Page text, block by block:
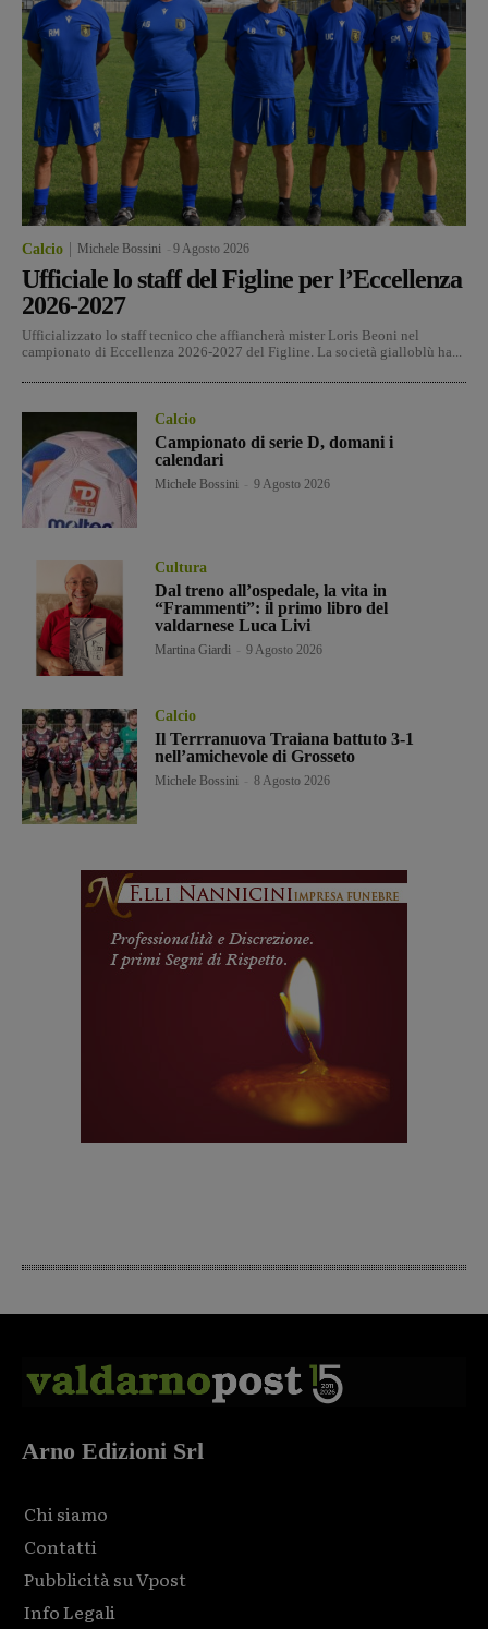
Calcio Michele Bossini 9 Agosto 2026
Ufficiale lo staff del Figline per l’Eccellenza
2026-2027
Ufficializzato lo staff tecnico che affiancherà mister Loris Beoni nel
campionato di Eccellenza 2026-2027 del Figline. La società gialloblù ha...
Calcio
Campionato di serie D, domani i
calendari
Michele Bossini 9 Agosto 2026
Cultura
Dal treno all’ospedale, la vita in
“Frammenti”: il primo libro del
valdarnese Luca Livi
Martina Giardi 9 Agosto 2026
Calcio
Il Terrranuova Traiana battuto 3-1
nell’amichevole di Grosseto
Michele Bossini 8 Agosto 2026
Arno Edizioni Srl
Chi siamo
Contatti
Pubblicità su Vpost
Info Legali